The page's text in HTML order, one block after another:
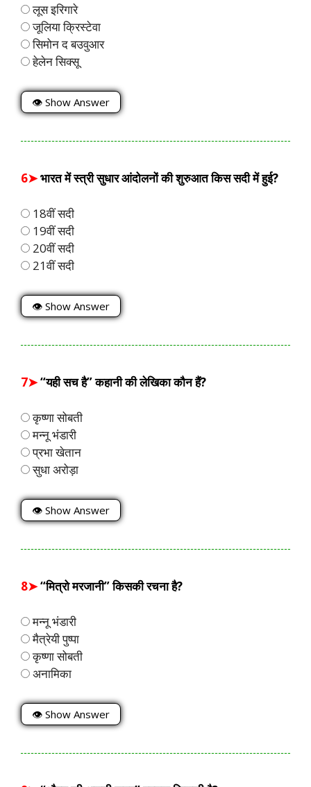
लूस इरिगारे
जूलिया क्रिस्टेवा
सिमोन द बउवुआर
हेलेन सिक्सू
👁 Show Answer
6➤भारत में स्त्री सुधार आंदोलनों की शुरुआत किस सदी में हुई?
18वीं सदी
19वीं सदी
20वीं सदी
21वीं सदी
👁 Show Answer
7➤“यही सच है” कहानी की लेखिका कौन हैं?
कृष्णा सोबती
मन्नू भंडारी
प्रभा खेतान
सुधा अरोड़ा
👁 Show Answer
8➤“मित्रो मरजानी” किसकी रचना है?
मन्नू भंडारी
मैत्रेयी पुष्पा
कृष्णा सोबती
अनामिका
👁 Show Answer